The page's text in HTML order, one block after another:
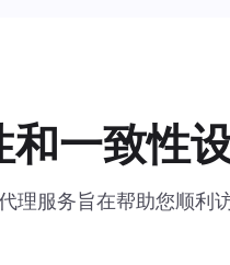
和一致性
理服务旨在帮助您顺利